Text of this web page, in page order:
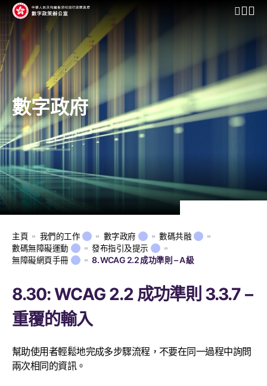
開啟行
數字政府
主頁 我們的工作 數字政府
數碼共融
數碼無障礙運動
發布指引及提示
無障礙網頁手冊
8. WCAG 2.2 成功準則 – A 級
8.30: WCAG 2.2 成功準則 3.3.7 –
重覆的輸入
幫助使用者輕鬆地完成多步驟流程，不要在同一過程中詢問
兩次相同的資訊。